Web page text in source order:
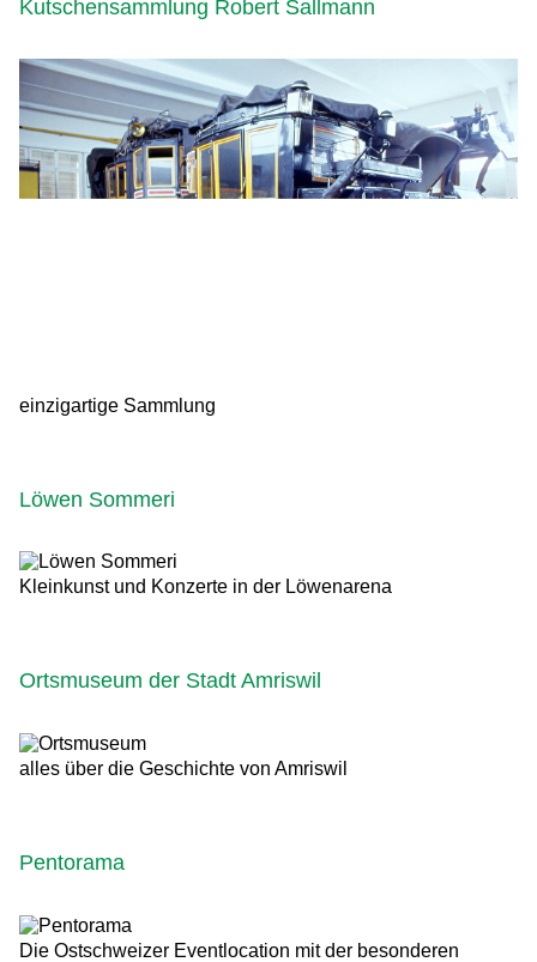
Kutschensammlung Robert Sallmann
einzigartige Sammlung
Löwen Sommeri
Kleinkunst und Konzerte in der Löwenarena
Ortsmuseum der Stadt Amriswil
alles über die Geschichte von Amriswil
Pentorama
Die Ostschweizer Eventlocation mit der besonderen